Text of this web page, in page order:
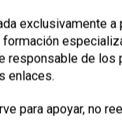
de
línea.
2
exclusivamente
responsable de
enlaces.
para apoyar, no